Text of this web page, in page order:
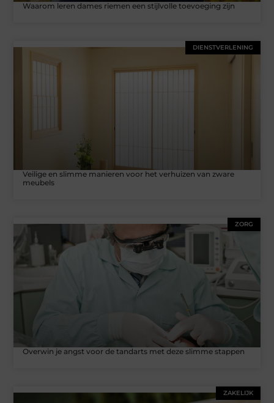
Waarom leren dames riemen een stijlvolle toevoeging zijn
DIENSTVERLENING
Veilige en slimme manieren voor het verhuizen van zware
meubels
ZORG
Overwin je angst voor de tandarts met deze slimme stappen
ZAKELIJK